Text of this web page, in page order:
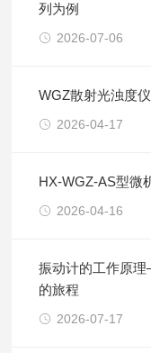
列为例
2026-07-06
WGZ散射光浊度
2026-04-17
HX-WGZ-AS型微
2026-04-16
振动计的工作原
的旅程
2026-07-17